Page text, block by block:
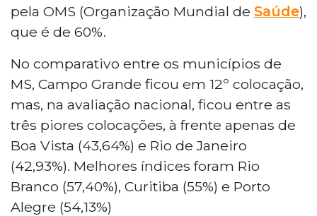
pela OMS (Organização Mundial de Saúde),
que é de 60%.
No comparativo entre os municípios de
MS, Campo Grande ficou em 12º colocação,
mas, na avaliação nacional, ficou entre as
três piores colocações, à frente apenas de
Boa Vista (43,64%) e Rio de Janeiro
(42,93%). Melhores índices foram Rio
Branco (57,40%), Curitiba (55%) e Porto
Alegre (54,13%)